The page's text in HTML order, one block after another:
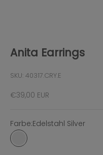
Anita Earrings
SKU: 40317.CRY.E
Angebot
€39,00 EUR
Farbe:Edelstahl Silver
Edelstahl Silver